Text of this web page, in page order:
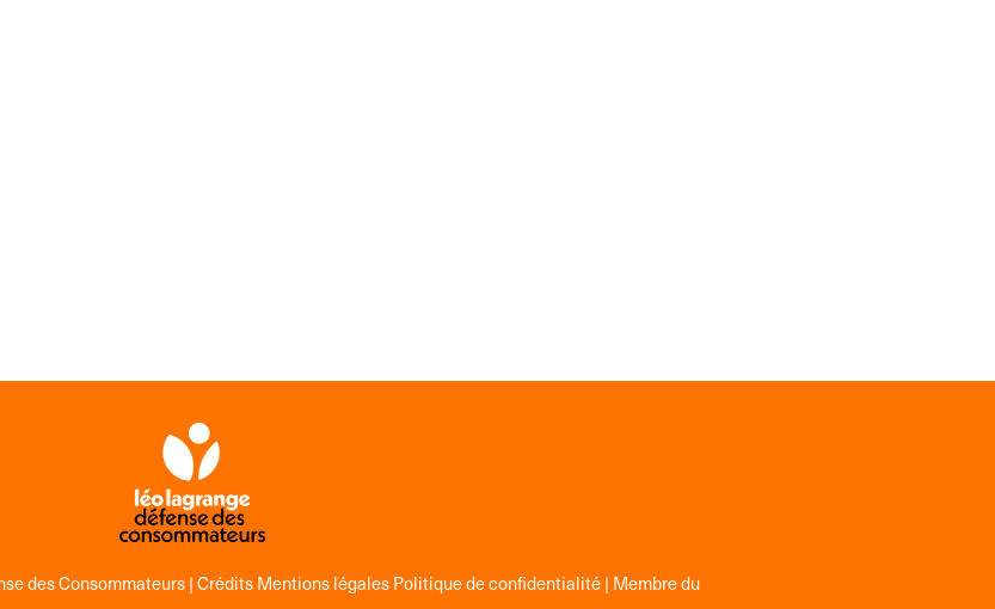
des Consommateurs |Crédits Mentions légales Politique de confidentialité| Membre du